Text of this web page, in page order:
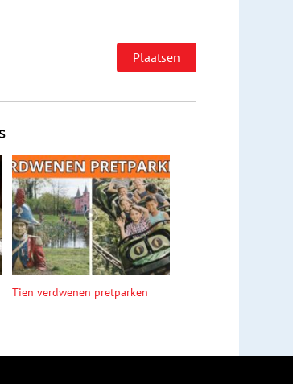
Tien verdwenen pretparken